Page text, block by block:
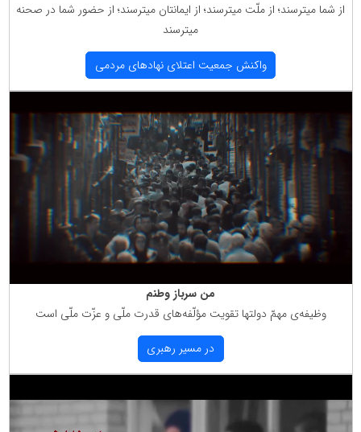
از شما میترسند؛ از ملّت میترسند؛ از ایمانتان میترسند؛ از حضور شما در صحنه
میترسند
واكنش جمعیت اعتلای نهادهای مردمی
من سرباز وطنم
وظیفه‌ی مهمّ دولتها تقویت مؤلّفه‌های قدرت ملّی و عزّت ملّی است
در مسیر رهبری